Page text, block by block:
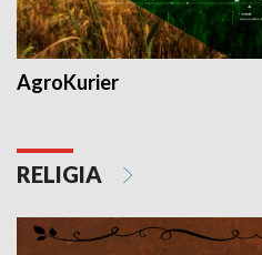
AgroKurier
RELIGIA